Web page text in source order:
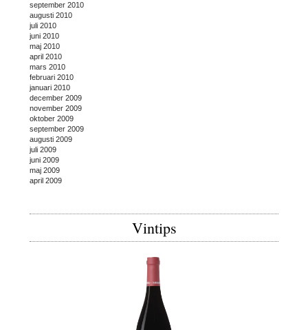
september 2010
augusti 2010
juli 2010
juni 2010
maj 2010
april 2010
mars 2010
februari 2010
januari 2010
december 2009
november 2009
oktober 2009
september 2009
augusti 2009
juli 2009
juni 2009
maj 2009
april 2009
Vintips